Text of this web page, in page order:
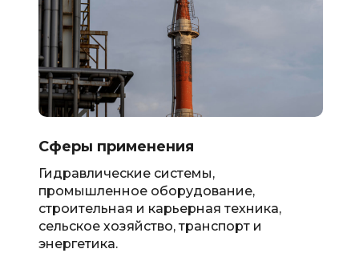
Гидравлические системы,
промышленное оборудование,
строительная и карьерная техника,
сельское хозяйство, транспорт и
энергетика.
Сферы применения